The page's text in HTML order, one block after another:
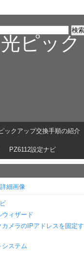
ピック
ックアップ交換手順の紹介
PZ6112設定ナビ
細画像
ウィザード
カメラのIPアドレスを固定す
システム